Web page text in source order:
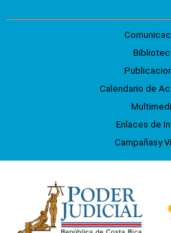
Calendario de
Enlaces de
Campañasy